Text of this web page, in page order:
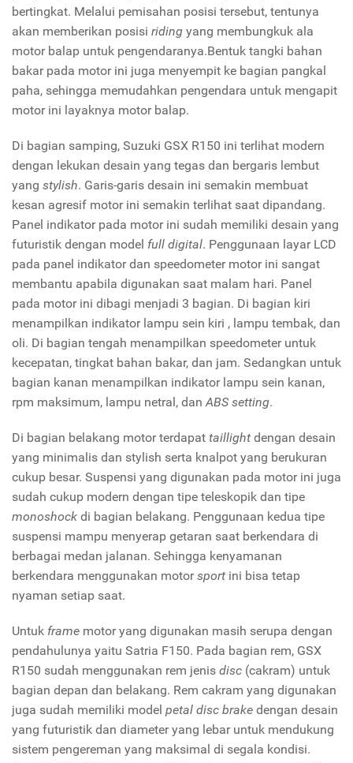
bertingkat. Melalui pemisahan posisi tersebut, tentunya
akan memberikan posisi riding yang membungkuk ala
motor balap untuk pengendaranya.Bentuk tangki bahan
bakar pada motor ini juga menyempit ke bagian pangkal
paha, sehingga memudahkan pengendara untuk mengapit
motor ini layaknya motor balap.
Di bagian samping, Suzuki GSX R150 ini terlihat modern
dengan lekukan desain yang tegas dan bergaris lembut
yang stylish. Garis-garis desain ini semakin membuat
kesan agresif motor ini semakin terlihat saat dipandang.
Panel indikator pada motor ini sudah memiliki desain yang
futuristik dengan model full digital. Penggunaan layar LCD
pada panel indikator dan speedometer motor ini sangat
membantu apabila digunakan saat malam hari. Panel
pada motor ini dibagi menjadi 3 bagian. Di bagian kiri
menampilkan indikator lampu sein kiri , lampu tembak, dan
oli. Di bagian tengah menampilkan speedometer untuk
kecepatan, tingkat bahan bakar, dan jam. Sedangkan untuk
bagian kanan menampilkan indikator lampu sein kanan,
rpm maksimum, lampu netral, danABS setting.
Di bagian belakang motor terdapat taillight dengan desain
yang minimalis dan stylish serta knalpot yang berukuran
cukup besar. Suspensi yang digunakan pada motor ini juga
sudah cukup modern dengan tipe teleskopik dan tipe
monoshock di bagian belakang. Penggunaan kedua tipe
suspensi mampu menyerap getaran saat berkendara di
berbagai medan jalanan. Sehingga kenyamanan
berkendara menggunakan motorsport ini bisa tetap
nyaman setiap saat.
Untuk frame motor yang digunakan masih serupa dengan
pendahulunya yaitu Satria F150. Pada bagian rem, GSX
R150 sudah menggunakan rem jenis disc (cakram) untuk
bagian depan dan belakang. Rem cakram yang digunakan
juga sudah memiliki model petal disc brake dengan desain
yang futuristik dan diameter yang lebar untuk mendukung
sistem pengereman yang maksimal di segala kondisi.